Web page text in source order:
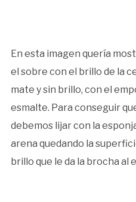
En esta imagen quería
el sobre con el brillo de la
mate y sin brillo, con el
esmalte. Para conseguir
debemos lijar con la
arena quedando la
brillo que le da la brocha al